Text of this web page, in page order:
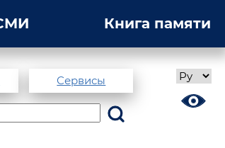
Книга памяти
Сервисы